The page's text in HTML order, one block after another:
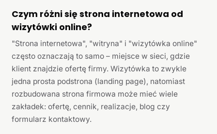
Czym różni się strona internetowa od
wizytówki online?
"Strona internetowa", "witryna" i "wizytówka online"
często oznaczają to samo – miejsce w sieci, gdzie
klient znajdzie ofertę firmy. Wizytówka to zwykle
jedna prosta podstrona (landing page), natomiast
rozbudowana strona firmowa może mieć wiele
zakładek: ofertę, cennik, realizacje, blog czy
formularz kontaktowy.